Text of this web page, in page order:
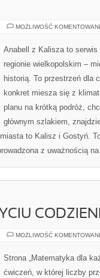
MOŻLIWOŚĆ
Anabell z Kalisza to
regionie wielkopolskim –
historią. To przestrzeń dla
konkret miesza się z
planu na krótką podróż,
głównym szlakiem,
to Kalisz i Gostyń.
z uważnością
MOŻLIWOŚĆ
Strona „Matematyka dla
ćwiczeń, w której liczby